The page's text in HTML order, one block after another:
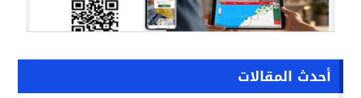
أحدث المقالات